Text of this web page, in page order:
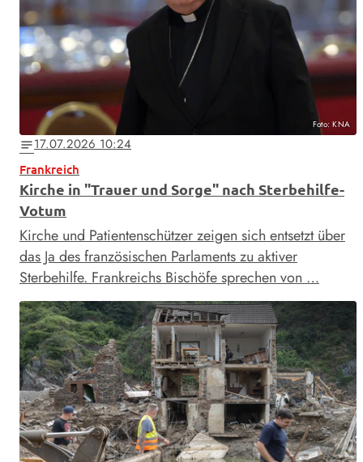
Foto: KNA
notes17.07.2026 10:24
Frankreich
Kirche in "Trauer und Sorge" nach Sterbehilfe-
Votum
Kirche und Patientenschützer zeigen sich entsetzt über
das Ja des französischen Parlaments zu aktiver
Sterbehilfe. Frankreichs Bischöfe sprechen von …